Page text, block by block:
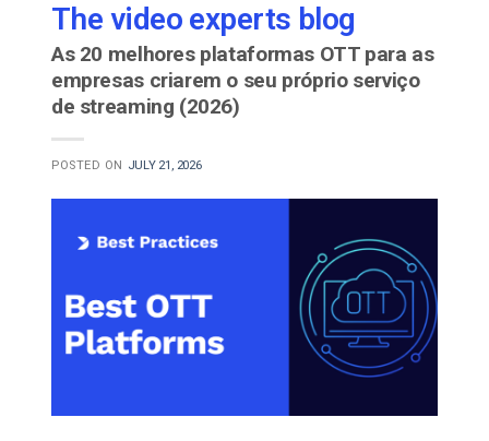
The video experts blog
As 20 melhores plataformas OTT para as
empresas criarem o seu próprio serviço
de streaming (2026)
POSTED ON JULY 21, 2026